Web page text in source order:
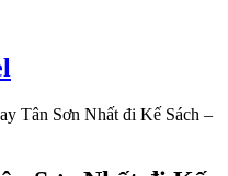
Tân Sơn Nhất đi Kế Sách –